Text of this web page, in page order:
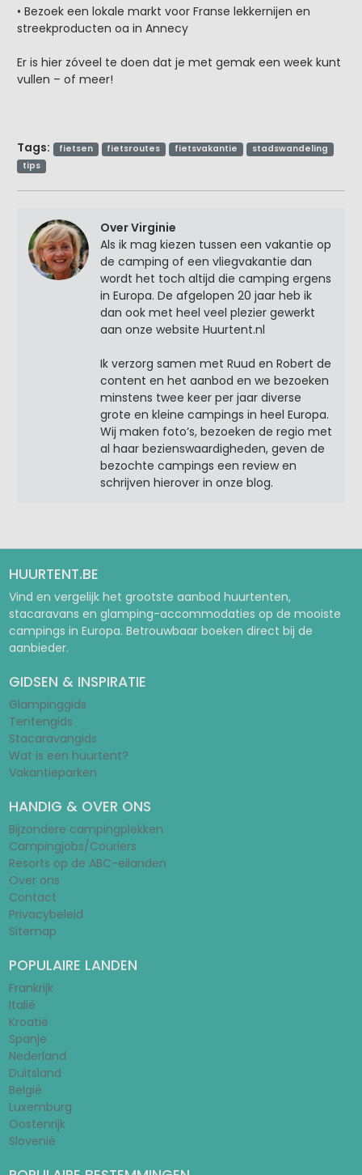
• Bezoek een lokale markt voor Franse lekkernijen en
streekproducten oa in Annecy
Er is hier zóveel te doen dat je met gemak een week kunt
vullen – of meer!
Tags: fietsen fietsroutes fietsvakantie
stadswandeling
tips
Over Virginie
Als ik mag kiezen tussen een vakantie op
de camping of een vliegvakantie dan
wordt het toch altijd die camping ergens
in Europa. De afgelopen 20 jaar heb ik
dan ook met heel veel plezier gewerkt
aan onze website Huurtent.nl
Ik verzorg samen met Ruud en Robert de
content en het aanbod en we bezoeken
minstens twee keer per jaar diverse
grote en kleine campings in heel Europa.
Wij maken foto’s, bezoeken de regio met
al haar bezienswaardigheden, geven de
bezochte campings een review en
schrijven hierover in onze blog.
HUURTENT.BE
Vind en vergelijk het grootste aanbod huurtenten,
stacaravans en glamping-accommodaties op de mooiste
campings in Europa. Betrouwbaar boeken direct bij de
aanbieder.
GIDSEN & INSPIRATIE
Glampinggids
Tentengids
Stacaravangids
Wat is een huurtent?
Vakantieparken
HANDIG & OVER ONS
Bijzondere campingplekken
Campingjobs/Couriers
Resorts op de ABC-eilanden
Over ons
Contact
Privacybeleid
Sitemap
POPULAIRE LANDEN
Frankrijk
Italië
Kroatië
Spanje
Nederland
Duitsland
België
Luxemburg
Oostenrijk
Slovenië